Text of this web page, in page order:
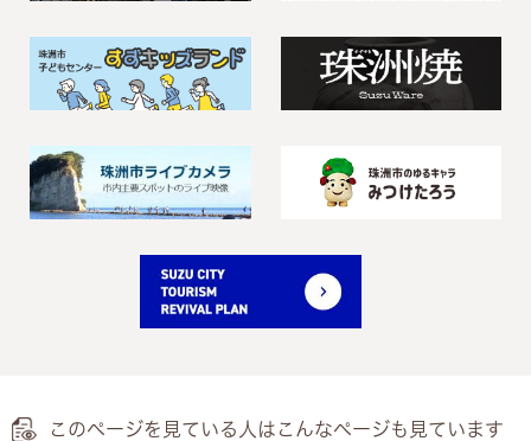
このページを見ている人は こんなページも見ています